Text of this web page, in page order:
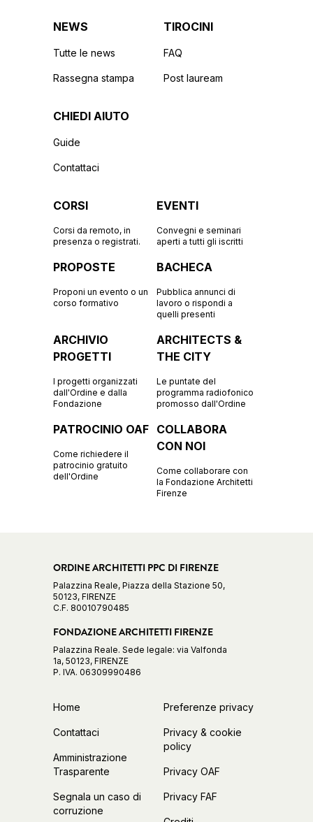
NEWS
Tutte le news
Rassegna stampa
TIROCINI
FAQ
Post lauream
CHIEDI AIUTO
Guide
Contattaci
CORSI
Corsi da remoto, in
presenza o registrati.
EVENTI
Convegni e seminari
aperti a tutti gli iscritti
PROPOSTE
Proponi un evento o un
corso formativo
BACHECA
Pubblica annunci di
lavoro o rispondi a
quelli presenti
ARCHIVIO
PROGETTI
I progetti organizzati
dall'Ordine e dalla
Fondazione
ARCHITECTS &
THE CITY
Le puntate del
programma radiofonico
promosso dall'Ordine
PATROCINIO OAF
Come richiedere il
patrocinio gratuito
dell'Ordine
COLLABORA
CON NOI
Come collaborare con
la Fondazione Architetti
Firenze
ORDINE ARCHITETTI PPC DI FIRENZE
Palazzina Reale, Piazza della Stazione 50,
50123, FIRENZE
C.F. 80010790485
FONDAZIONE ARCHITETTI FIRENZE
Palazzina Reale. Sede legale: via Valfonda
1a, 50123, FIRENZE
P. IVA. 06309990486
Home
Contattaci
Amministrazione
Trasparente
Segnala un caso di
corruzione
Preferenze privacy
Privacy & cookie
policy
Privacy OAF
Privacy FAF